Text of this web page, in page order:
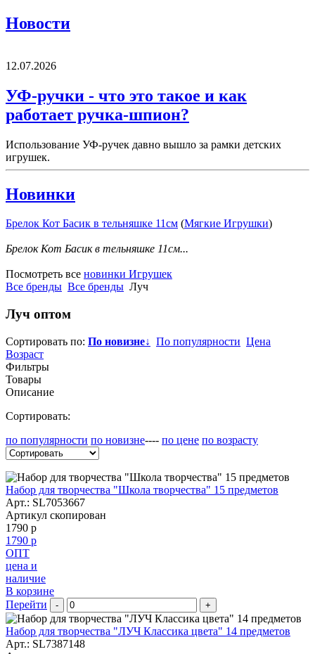
Новости
12.07.2026
УФ-ручки - что это такое и как
работает ручка-шпион?
Использование УФ-ручек давно вышло за рамки детских
игрушек.
Новинки
Брелок Кот Басик в тельняшке 11см (Мягкие Игрушки)
Брелок Кот Басик в тельняшке 11см...
Посмотреть все новинки Игрушек
Все бренды Все бренды Луч
Луч оптом
Сортировать по: По новизне↓ По популярности Цена
Возраст
Фильтры
Товары
Описание
Сортировать:
по популярности по новизне---- по цене по возрасту
Набор для творчества "Школа творчества" 15 предметов
Арт.: SL7053667
Артикул скопирован
1790 р
1790 р
ОПТ
цена и
наличие
В корзине
Перейти
- +
Набор для творчества "ЛУЧ Классика цвета" 14 предметов
Арт.: SL7387148